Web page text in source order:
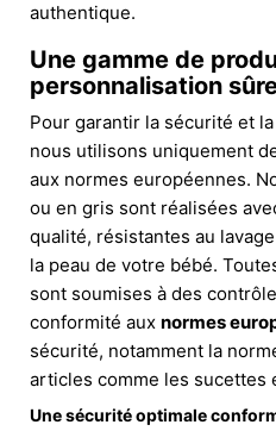
authentique.
Une gamme de
personnalisation
Pour garantir la sécurité et
nous utilisons uniquement
aux normes européennes.
ou en gris sont réalisées
qualité, résistantes au
la peau de votre bébé.
sont soumises à des
conformité aux normes
sécurité, notamment la
articles comme les sucettes
Une sécurité optimale